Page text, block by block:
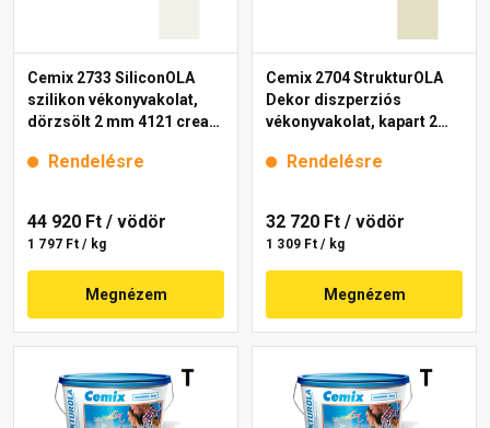
Cemix 2733 SiliconOLA
szilikon vékonyvakolat,
dörzsölt 2 mm 4121 cream
Rendelésre
44 920 Ft / vödör
1 797 Ft / kg
Megnézem
Cemix 2704 StrukturOLA
Dekor diszperziós
vékonyvakolat, kapart 2
Rendelésre
32 720 Ft / vödör
1 309 Ft / kg
Megnézem